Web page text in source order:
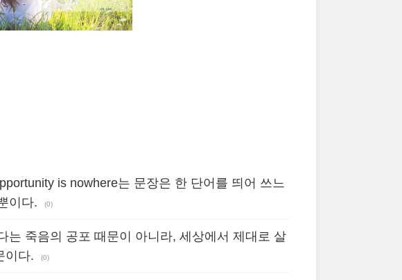
is nowhere는 문장은 한 단어를 띄어 쓰느
이다.
(0)
는 죽음의 공포 때문이 아니라, 세상에서 제대로 살
이다.
(0)